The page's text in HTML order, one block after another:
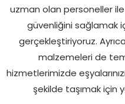
uzman olan personeller ile
güvenliğini sağlamak
gerçekleştiriyoruz.
malzemeleri de
hizmetlerimizde
şekilde taşımak için